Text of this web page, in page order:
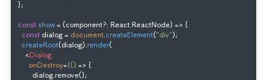
};
const show = (component?: React.ReactNode) => {
const dialog = document.createElement("div");
createRoot(dialog).render(
<Dialog
onDestroy={() => {